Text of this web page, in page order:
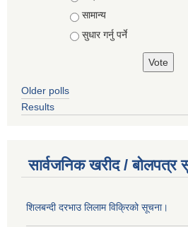
सामान्य
सुधार गर्नु पर्ने
Older polls
Results
सार्वजनिक खरीद / बोलपत्र
शिलबन्दी दरभाउ लिलाम विक्रिको सूचना।